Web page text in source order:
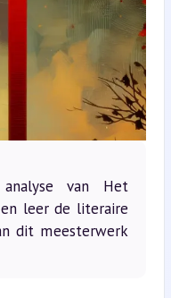
van Het
leer de literaire
dit meesterwerk